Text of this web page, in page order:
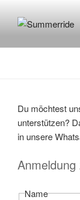
Inhalt
Du möchtest
unterstützen?
in unsere
Name